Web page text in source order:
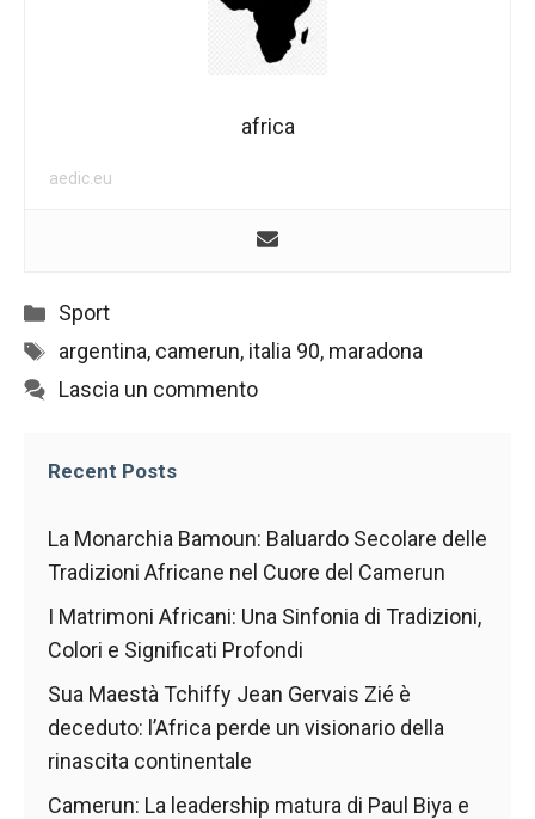
africa
aedic.eu
Categorie
Sport
Tag
argentina, camerun, italia 90, maradona
Lascia un commento
Recent Posts
La Monarchia Bamoun: Baluardo Secolare delle
Tradizioni Africane nel Cuore del Camerun
I Matrimoni Africani: Una Sinfonia di Tradizioni,
Colori e Significati Profondi
Sua Maestà Tchiffy Jean Gervais Zié è
deceduto: l’Africa perde un visionario della
rinascita continentale
Camerun: La leadership matura di Paul Biya e
nostro sito,
offerte